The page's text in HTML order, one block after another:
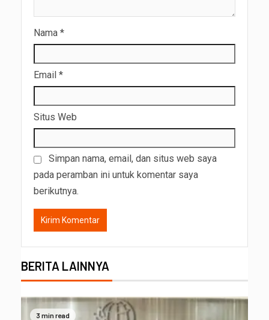
Nama *
Email *
Situs Web
Simpan nama, email, dan situs web saya
pada peramban ini untuk komentar saya
berikutnya.
BERITA LAINNYA
3 min read